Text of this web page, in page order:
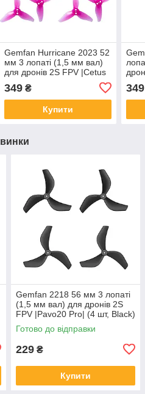
Gemfan Hurricane 2023 52
мм 3 лопаті (1,5 мм вал)
для дронів 2S FPV |Сetus
X, Meteor85, Mobula8|(8
шт, Roes Red)
349₴
Купити
349
Gemfan 2218 56 мм 3 лопаті
(1,5 мм вал) для дронів 2S
FPV |Pavo20 Pro| (4 шт, Black)
Готово до відправки
229 ₴
Купити